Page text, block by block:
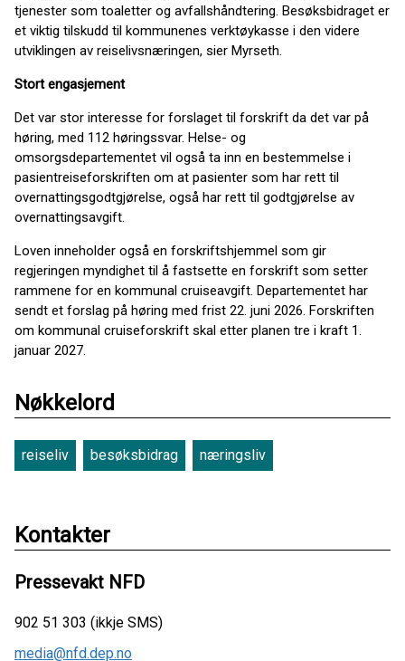
tjenester som toaletter og avfallshåndtering. Besøksbidraget er
et viktig tilskudd til kommunenes verktøykasse i den videre
utviklingen av reiselivsnæringen, sier Myrseth.
Stort engasjement
Det var stor interesse for forslaget til forskrift da det var på
høring, med 112 høringssvar. Helse- og
omsorgsdepartementet vil også ta inn en bestemmelse i
pasientreiseforskriften om at pasienter som har rett til
overnattingsgodtgjørelse, også har rett til godtgjørelse av
overnattingsavgift.
Loven inneholder også en forskriftshjemmel som gir
regjeringen myndighet til å fastsette en forskrift som setter
rammene for en kommunal cruiseavgift. Departementet har
sendt et forslag på høring med frist 22. juni 2026. Forskriften
om kommunal cruiseforskrift skal etter planen tre i kraft 1.
januar 2027.
Nøkkelord
reiseliv besøksbidrag næringsliv
Kontakter
Pressevakt NFD
902 51 303 (ikkje SMS)
media@nfd.dep.no